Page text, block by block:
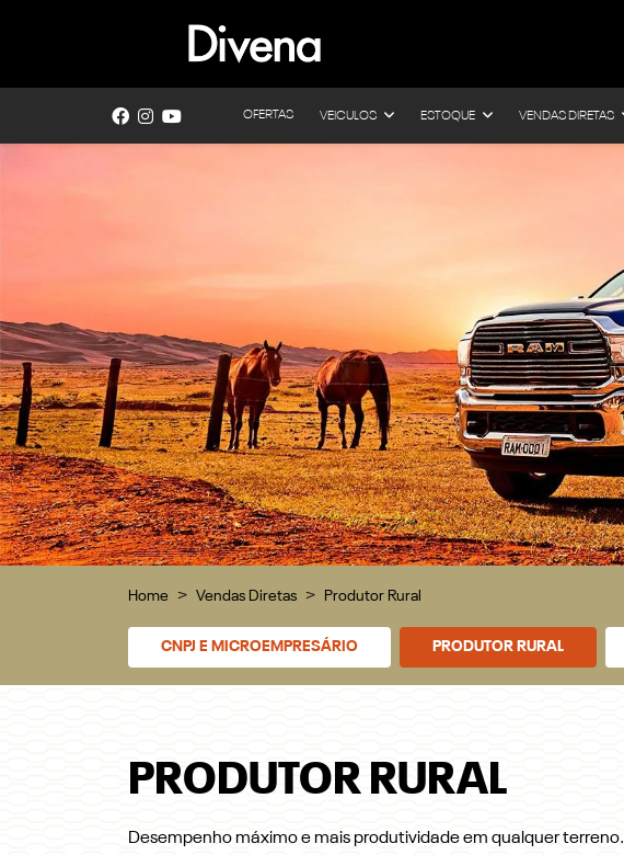
OFERTAS VEICULOS ESTOQUE VENDAS DIRETAS
Home Vendas Diretas Produtor Rural
CNPJ E MICROEMPRESÁRIO PRODUTOR RURAL
PRODUTOR RURAL
Desempenho máximo e mais produtividade em qualquer terreno.